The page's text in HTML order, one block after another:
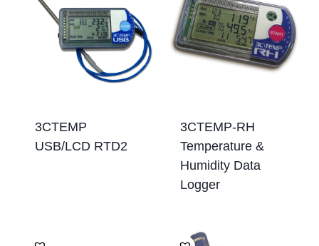
3CTEMP
USB/LCD RTD2
3CTEMP-RH
Temperature &
Humidity Data
Logger